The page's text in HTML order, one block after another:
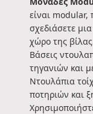
είναι modular,
σχεδιάσετε
χώρο της
Βάσεις
τηγανιών και
Ντουλάπια
ποτηριών και